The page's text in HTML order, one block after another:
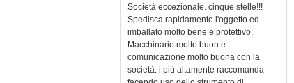
Società eccezionale. cinque stelle!!!
Spedisca rapidamente l'oggetto ed
imballato molto bene e protettivo.
Macchinario molto buon e
comunicazione molto buona con la
società. i più altamente raccomanda